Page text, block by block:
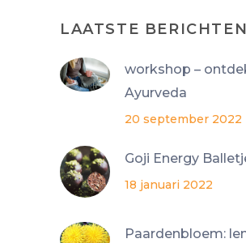
LAATSTE BERICHTEN
workshop –
Ayurveda
20 september 2022
Goji Energy
18 januari 2022
Paardenbloem: